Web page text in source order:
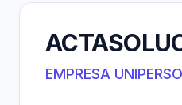
EMPRESA